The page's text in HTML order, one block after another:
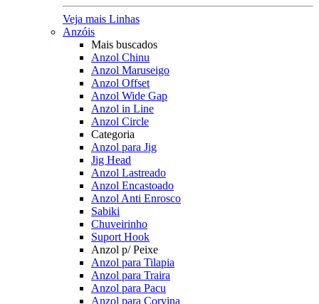
Veja mais Linhas
Anzóis
Mais buscados
Anzol Chinu
Anzol Maruseigo
Anzol Offset
Anzol Wide Gap
Anzol in Line
Anzol Circle
Categoria
Anzol para Jig
Jig Head
Anzol Lastreado
Anzol Encastoado
Anzol Anti Enrosco
Sabiki
Chuveirinho
Suport Hook
Anzol p/ Peixe
Anzol para Tilapia
Anzol para Traira
Anzol para Pacu
Anzol para Corvina